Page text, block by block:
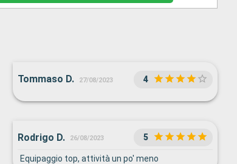
Tommaso D. 27/08/2023 4
Rodrigo D. 26/08/2023 5
Equipaggio top, attività un po' meno